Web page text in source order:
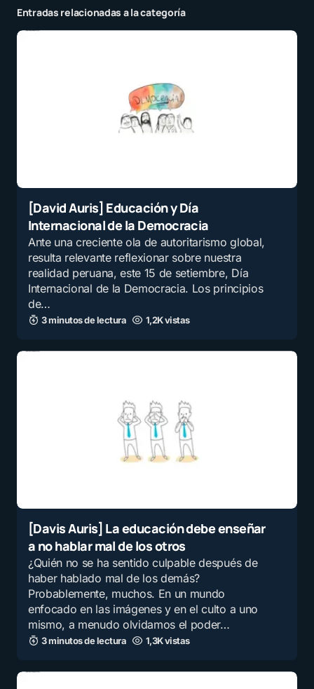
Entradas relacionadas a la categoría
[David Auris] Educación y Día
Internacional de la Democracia
Ante una creciente ola de autoritarismo global,
resulta relevante reflexionar sobre nuestra
realidad peruana, este 15 de setiembre, Día
Internacional de la Democracia. Los principios
de…
3 minutos de lectura 1,2K vistas
[Davis Auris] La educación debe enseñar
a no hablar mal de los otros
¿Quién no se ha sentido culpable después de
haber hablado mal de los demás?
Probablemente, muchos. En un mundo
enfocado en las imágenes y en el culto a uno
mismo, a menudo olvidamos el poder…
3 minutos de lectura 1,3K vistas